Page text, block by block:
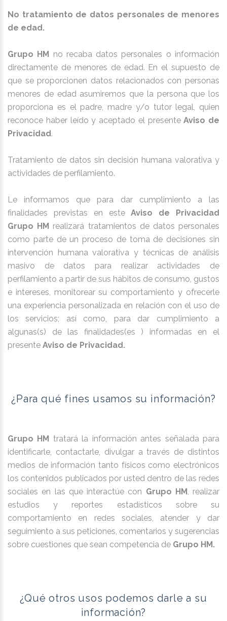
No tratamiento de datos personales de menores
de edad.
Grupo HM
no recaba datos personales o información
directamente de menores de edad. En el supuesto de
que se proporcionen datos relacionados con personas
menores de edad asumiremos que la persona que los
proporciona es el padre, madre y/o tutor legal, quien
reconoce haber leído y aceptado el presenteAviso de
Privacidad.
Tratamiento de datos sin decisión humana valorativa y
actividades de perfilamiento.
Le informamos que para dar cumplimiento a las
finalidades previstas en esteAviso de Privacidad
Grupo HM realizará tratamientos de datos personales
como parte de un proceso de toma de decisiones sin
intervención humana valorativa y técnicas de análisis
masivo de datos para realizar actividades de
perfilamiento a partir de sus hábitos de consumo, gustos
e intereses, monitorear su comportamiento y ofrecerle
una experiencia personalizada en relación con el uso de
los servicios; así como, para dar cumplimiento a
algunas(s) de las finalidades(es ) informadas en el
presente Aviso de Privacidad.
¿Para qué fines usamos su información?
Grupo HM tratará la información antes señalada para
identificarle, contactarle, divulgar a través de distintos
medios de información tanto físicos como electrónicos
los contenidos publicados por usted dentro de las redes
sociales en las que interactúe con Grupo HM , realizar
estudios y reportes estadísticos sobre su
comportamiento en redes sociales, atender y dar
seguimiento a sus peticiones, comentarios y sugerencias
sobre cuestiones que sean competencia de Grupo HM.
¿Qué otros usos podemos darle a su
información?